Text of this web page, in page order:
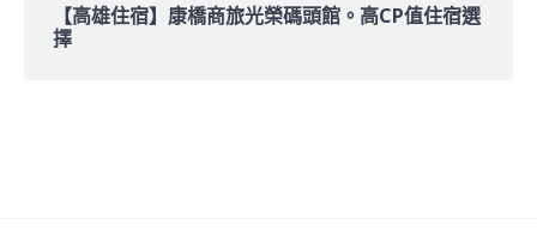
【高雄住宿】康橋商旅光榮碼頭館。高CP值住宿選
擇